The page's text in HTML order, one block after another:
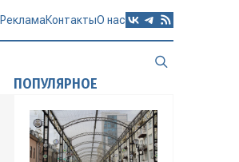
РекламаКонтактыО нас
ПОПУЛЯРНОЕ